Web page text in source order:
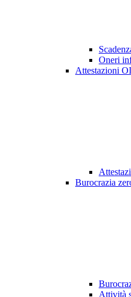
Oneri
Attestazioni
Burocrazia
Attività